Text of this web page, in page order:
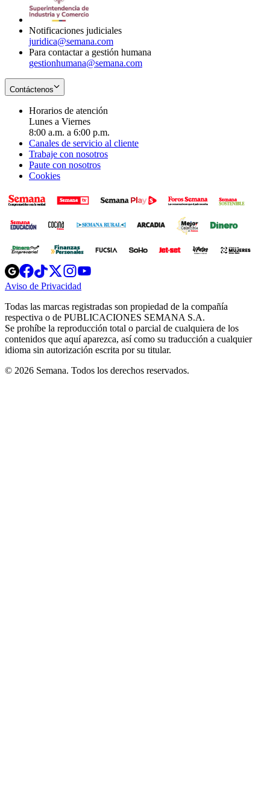
Notificaciones judiciales
juridica@semana.com
Para contactar a gestión humana
gestionhumana@semana.com
Contáctenos
Horarios de atención
Lunes a Viernes
8:00 a.m. a 6:00 p.m.
Canales de servicio al cliente
Trabaje con nosotros
Paute con nosotros
Cookies
Opens
in
new
Opens
in
new
Opens
in
new
window
Opens
new
windowwindow
Aviso de Privacidad
new
window
Todas las marcas registradas son propiedad de la compañía
respectiva o de PUBLICACIONES SEMANA S.A.
Se prohíbe la reproducción total o parcial de cualquiera de los
contenidos que aquí aparezca, así como su traducción a cualquier
idioma sin autorización escrita por su titular.
© 2026 Semana. Todos los derechos reservados.